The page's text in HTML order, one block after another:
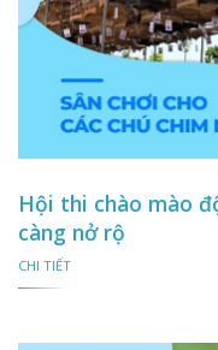
Hội thi chào mào
càng nở rộ
CHI TIẾT